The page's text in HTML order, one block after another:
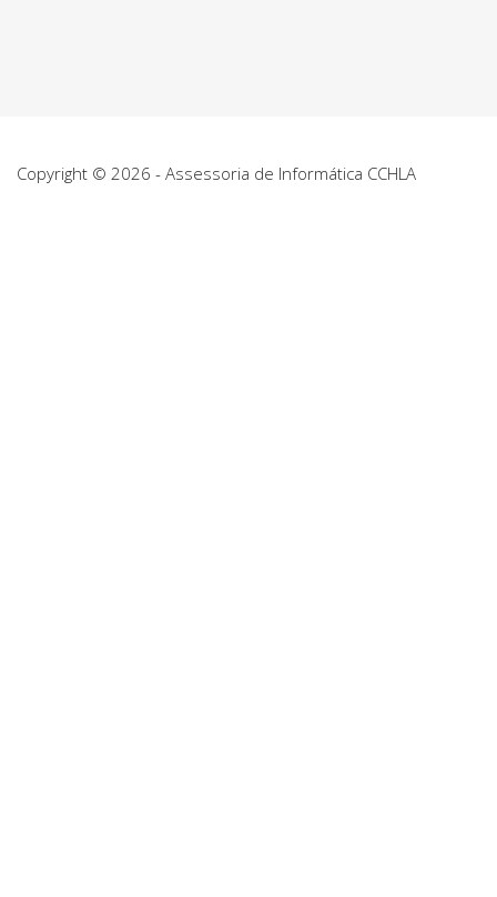
Copyright © 2026 - Assessoria de Informática CCHLA